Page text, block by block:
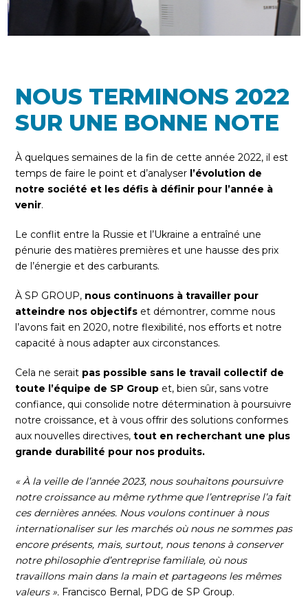
NOUS TERMINONS 2022
SUR UNE BONNE NOTE
À quelques semaines de la fin de cette année 2022, il est
temps de faire le point et d’analyser l’évolution de
notre société et les défis à définir pour l’année à
venir.
Le conflit entre la Russie et l’Ukraine a entraîné une
pénurie des matières premières et une hausse des prix
de l’énergie et des carburants.
À SP GROUP, nous continuons à travailler pour
atteindre nos objectifs et démontrer, comme nous
l’avons fait en 2020, notre flexibilité, nos efforts et notre
capacité à nous adapter aux circonstances.
Cela ne serait pas possible sans le travail collectif de
toute l’équipe de SP Group et, bien sûr, sans votre
confiance, qui consolide notre détermination à poursuivre
notre croissance, et à vous offrir des solutions conformes
aux nouvelles directives,tout en recherchant une plus
grande durabilité pour nos produits.
« À la veille de l’année 2023, nous souhaitons poursuivre
notre croissance au même rythme que l’entreprise l’a fait
ces dernières années. Nous voulons continuer à nous
internationaliser sur les marchés où nous ne sommes pas
encore présents, mais, surtout, nous tenons à conserver
notre philosophie d’entreprise familiale, où nous
travaillons main dans la main et partageons les mêmes
valeurs ». Francisco Bernal, PDG de SP Group.